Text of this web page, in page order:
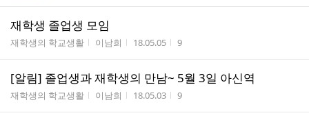
재학생 졸업생 모임
게시판명
재학생의 학교생활 작성자
이남희 작성시간
18.05.05 조회수
9
[알림] 졸업생과 재학생의 만남~ 5월 3일 아신역
게시판명
재학생의 학교생활 작성자
이남희 작성시간
18.05.03 조회수
9